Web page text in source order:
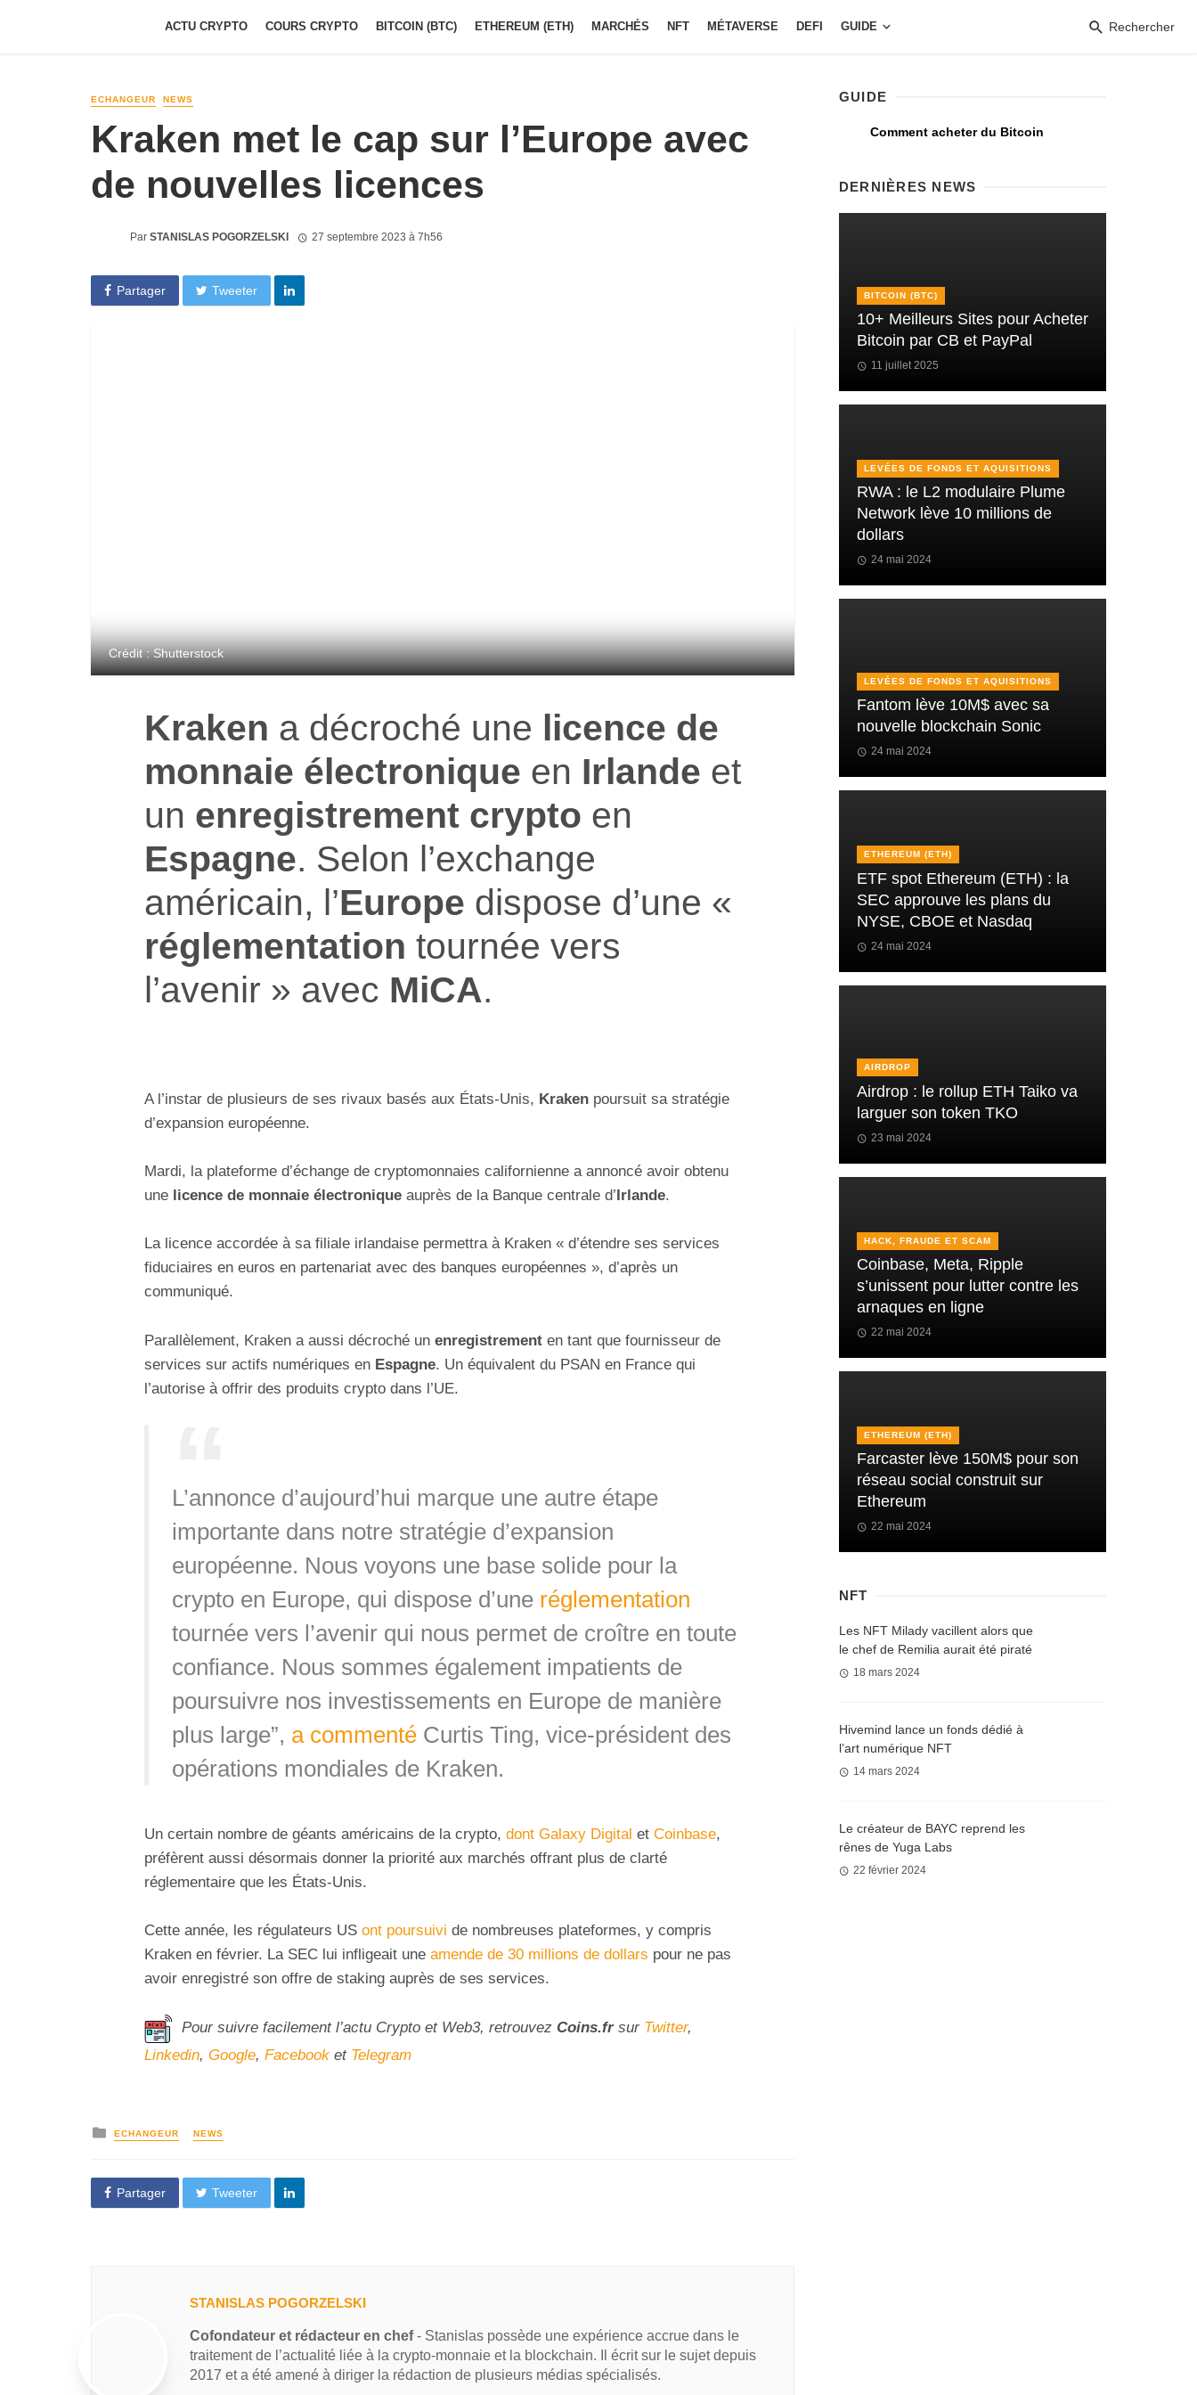
ACTU CRYPTO COURS CRYPTO BITCOIN (BTC) ETHEREUM (ETH) MARCHÉS NFT MÉTAVERSE DEFI GUIDE Rechercher
ECHANGEUR NEWS
Kraken met le cap sur l’Europe avec
de nouvelles licences
Par STANISLAS POGORZELSKI 27 septembre 2023 à 7h56
Partager Tweeter
Crédit : Shutterstock
Kraken a décroché une licence de
monnaie électronique en Irlande et
un enregistrement crypto en
Espagne. Selon l’exchange
américain, l’Europe dispose d’une «
réglementation tournée vers
l’avenir » avec MiCA.
A l’instar de plusieurs de ses rivaux basés aux États-Unis, Kraken poursuit sa stratégie
d’expansion européenne.
Mardi, la plateforme d’échange de cryptomonnaies californienne a annoncé avoir obtenu
une licence de monnaie électronique auprès de la Banque centrale d’ Irlande.
La licence accordée à sa filiale irlandaise permettra à Kraken « d’étendre ses services
fiduciaires en euros en partenariat avec des banques européennes », d’après un
communiqué.
Parallèlement, Kraken a aussi décroché un enregistrement en tant que fournisseur de
services sur actifs numériques en Espagne. Un équivalent du PSAN en France qui
l’autorise à offrir des produits crypto dans l’UE.
L’annonce d’aujourd’hui marque une autre étape
importante dans notre stratégie d’expansion
européenne. Nous voyons une base solide pour la
crypto en Europe, qui dispose d’une réglementation
tournée vers l’avenir qui nous permet de croître en toute
confiance. Nous sommes également impatients de
poursuivre nos investissements en Europe de manière
plus large”, a commentéCurtis Ting, vice-président des
opérations mondiales de Kraken.
Un certain nombre de géants américains de la crypto, dont Galaxy Digital et Coinbase,
préfèrent aussi désormais donner la priorité aux marchés offrant plus de clarté
réglementaire que les États-Unis.
Cette année, les régulateurs US ont poursuivi de nombreuses plateformes, y compris
Kraken en février. La SEC lui infligeait une amende de 30 millions de dollars pour ne pas
avoir enregistré son offre de staking auprès de ses services.
Pour suivre facilement l’actu Crypto et Web3, retrouvez Coins.fr sur Twitter,
Linkedin, Google, Facebook et Telegram
ECHANGEUR NEWS
Partager Tweeter
STANISLAS POGORZELSKI
Cofondateur et rédacteur en chef- Stanislas possède une expérience accrue dans le
traitement de l’actualité liée à la crypto-monnaie et la blockchain. Il écrit sur le sujet depuis
2017 et a été amené à diriger la rédaction de plusieurs médias spécialisés.
GUIDE
Comment acheter du Bitcoin
DERNIÈRES NEWS
BITCOIN (BTC)
10+ Meilleurs Sites pour Acheter
Bitcoin par CB et PayPal
11 juillet 2025
LEVÉES DE FONDS ET AQUISITIONS
RWA : le L2 modulaire Plume
Network lève 10 millions de
dollars
24 mai 2024
LEVÉES DE FONDS ET AQUISITIONS
Fantom lève 10M$ avec sa
nouvelle blockchain Sonic
24 mai 2024
ETHEREUM (ETH)
ETF spot Ethereum (ETH) : la
SEC approuve les plans du
NYSE, CBOE et Nasdaq
24 mai 2024
AIRDROP
Airdrop : le rollup ETH Taiko va
larguer son token TKO
23 mai 2024
HACK, FRAUDE ET SCAM
Coinbase, Meta, Ripple
s’unissent pour lutter contre les
arnaques en ligne
22 mai 2024
ETHEREUM (ETH)
Farcaster lève 150M$ pour son
réseau social construit sur
Ethereum
22 mai 2024
NFT
Les NFT Milady vacillent alors que
le chef de Remilia aurait été piraté
18 mars 2024
Hivemind lance un fonds dédié à
l’art numérique NFT
14 mars 2024
Le créateur de BAYC reprend les
rênes de Yuga Labs
22 février 2024